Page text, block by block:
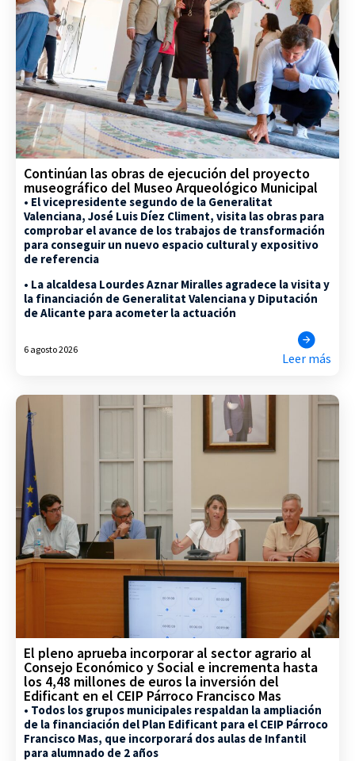
Continúan las obras de ejecución del proyecto
museográfico del Museo Arqueológico Municipal
• El vicepresidente segundo de la Generalitat
Valenciana, José Luis Díez Climent, visita las obras para
comprobar el avance de los trabajos de transformación
para conseguir un nuevo espacio cultural y expositivo
de referencia
• La alcaldesa Lourdes Aznar Miralles agradece la visita y
la financiación de Generalitat Valenciana y Diputación
de Alicante para acometer la actuación
6 agosto 2026
Leer más
El pleno aprueba incorporar al sector agrario al
Consejo Económico y Social e incrementa hasta
los 4,48 millones de euros la inversión del
Edificant en el CEIP Párroco Francisco Mas
• Todos los grupos municipales respaldan la ampliación
de la financiación del Plan Edificant para el CEIP Párroco
Francisco Mas, que incorporará dos aulas de Infantil
para alumnado de 2 años